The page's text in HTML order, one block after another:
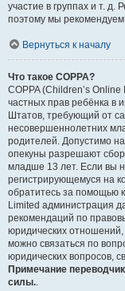
участие в группах и т. д.
поэтому мы рекомендуем
Вернуться к началу
Что такое COPPA?
COPPA (Children’s
частных прав ребёнка в
Штатов, требующий от
несовершеннолетних
родителей. Допустимо
опекуны разрешают
младше 13 лет. Если вы
регистрирующемуся на
обратитесь за помощью
Limited администрация
рекомендаций по
юридических
можно связаться по
юридических вопросов,
Примечание
силы..